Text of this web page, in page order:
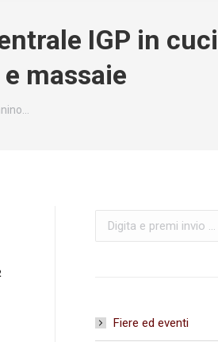
IGP in
massaie
Cerca:
Fiere ed eventi